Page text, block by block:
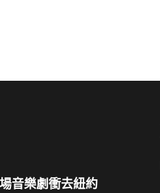
音樂劇衝去紐約